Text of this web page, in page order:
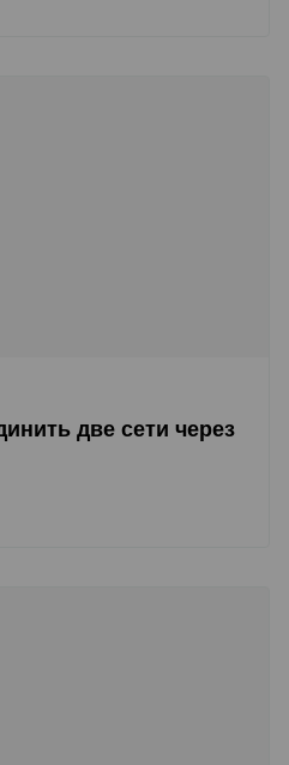
две сети через